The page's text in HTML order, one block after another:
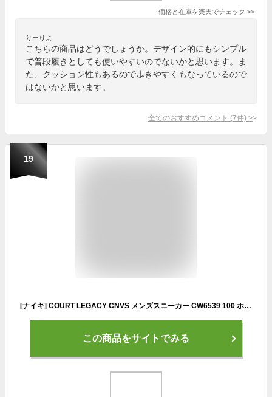
価格と在庫を楽天でチェック >>
りーりよ
こちらの商品はどうでしょうか。デザイン的にもシンプル
で普段履きとしても使いやすいのでないかと思います。ま
た、クッション性もあるので歩きやすくもなっているので
はないかと思います。
全てのおすすめコメント (7件) >
19
[ナイキ] COURT LEGACY CNVS メンズスニーカー CW6539 100 ホワイト/ホワイト/ブラック
この商品をサイトでみる